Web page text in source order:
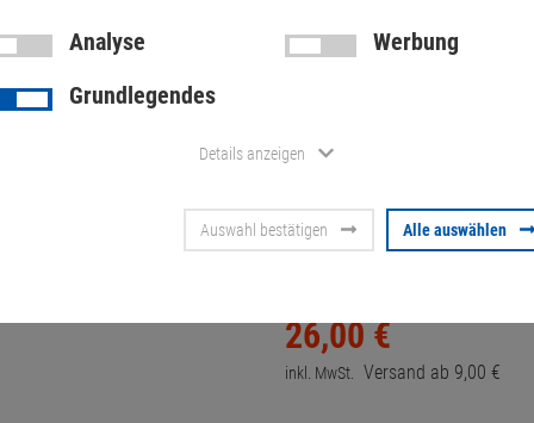
(feine
rechts
Artikel-Nummer:10070102
26,00 €
inkl. MwSt. Versand ab 9,00 €
Analyse
Werbung
Grundlegendes
Details anzeigen
Auswahl bestätigen Alle auswählen